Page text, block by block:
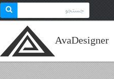
Search
for:
AvaDesigner